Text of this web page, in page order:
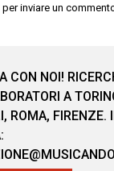
per inviare un
CON NOI!
A
ROMA, FIRENZE.